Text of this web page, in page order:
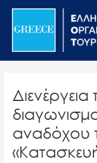
Σημείωση:
ιστότοπος
σύστημα
προσβασιμότητας.
Μετάβαση
περιεχόμενο
αναδόχου